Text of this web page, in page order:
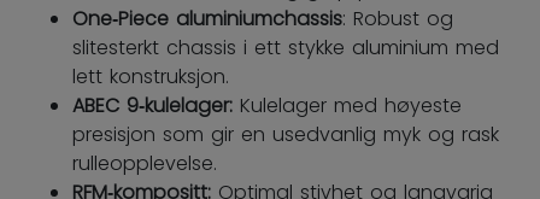
One‑Piece aluminiumchassis: Robust og
slitesterkt chassis i ett stykke aluminium med
lett konstruksjon.
ABEC 9‑kulelager: Kulelager med høyeste
presisjon som gir en usedvanlig myk og rask
rulleopplevelse.
RFM‑kompositt: Optimal stivhet og langvarig